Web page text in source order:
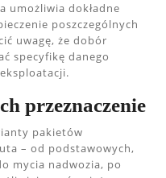
umożliwia dokładne
poszczególnych
uwagę, że dobór
specyfikę danego
przeznaczenie
pakietów
– od podstawowych,
mycia nadwozia, po